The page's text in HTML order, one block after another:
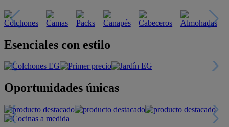
Esenciales con estilo
Oportunidades únicas